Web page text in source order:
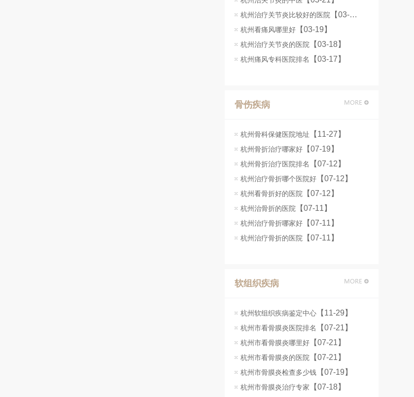
杭州治疗关节炎比较好的医院 【03-20】
杭州看痛风哪里好 【03-19】
杭州治疗关节炎的医院 【03-18】
杭州痛风专科医院排名 【03-17】
骨伤疾病
杭州骨科保健医院地址 【11-27】
杭州骨折治疗哪家好 【07-19】
杭州骨折治疗医院排名 【07-12】
杭州治疗骨折哪个医院好 【07-12】
杭州看骨折好的医院 【07-12】
杭州治骨折的医院 【07-11】
杭州治疗骨折哪家好 【07-11】
杭州治疗骨折的医院 【07-11】
软组织疾病
杭州软组织疾病鉴定中心 【11-29】
杭州市看骨膜炎医院排名 【07-21】
杭州市看骨膜炎哪里好 【07-21】
杭州市看骨膜炎的医院 【07-21】
杭州市骨膜炎检查多少钱 【07-19】
杭州市骨膜炎治疗专家 【07-18】